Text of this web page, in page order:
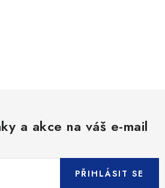
a akce na váš e-mail
PŘIHLÁSIT SE